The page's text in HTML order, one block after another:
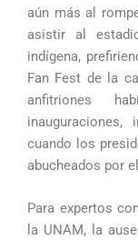
aún más al
asistir al
indígena,
Fan Fest de la
anfitriones
cuando los
abucheados por
Para expertos
la UNAM, la